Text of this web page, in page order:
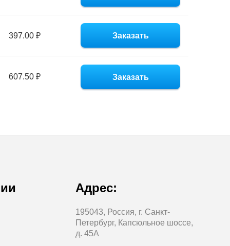
397.00 ₽ Заказать
607.50 ₽ Заказать
Адрес:
195043, Россия, г. Санкт-
Петербург, Капсюльное шоссе,
д. 45А